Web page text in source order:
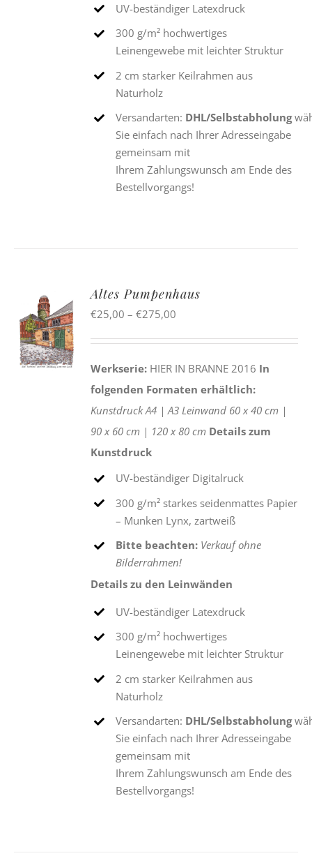
UV-beständiger Latexdruck
300 g/m² hochwertiges
Leinengewebe mit leichter Struktur
2 cm starker Keilrahmen aus
Naturholz
Versandarten: DHL/Selbstabholung
Sie einfach nach Ihrer Adresseingabe
gemeinsam mit
Ihrem Zahlungswunsch am Ende des
Bestellvorgangs!
AUSFÜHRUNG
WÄHLEN
DIESES
PRODUKT
WEIST
Altes Pumpenhaus
€25,00 –€275,00
€275,00
Werkserie: HIER IN BRANNE 2016 In
folgenden Formaten erhältlich:
KunstdruckA4 |A3Leinwand 60 x 40 cm |
90 x 60 cm | 120 x 80 cm Details zum
Kunstdruck
UV-beständiger Digitalruck
300 g/m² starkes seidenmattes Papier
– Munken Lynx, zartweiß
Bitte beachten: Verkauf ohne
Bilderrahmen!
Details zu den Leinwänden
UV-beständiger Latexdruck
300 g/m² hochwertiges
Leinengewebe mit leichter Struktur
2 cm starker Keilrahmen aus
Naturholz
Versandarten: DHL/Selbstabholung
Sie einfach nach Ihrer Adresseingabe
gemeinsam mit
Ihrem Zahlungswunsch am Ende des
Bestellvorgangs!